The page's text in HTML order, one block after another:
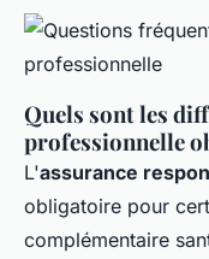
Quels sont les
professionnelle
L'assurance
obligatoire pour
complémentaire